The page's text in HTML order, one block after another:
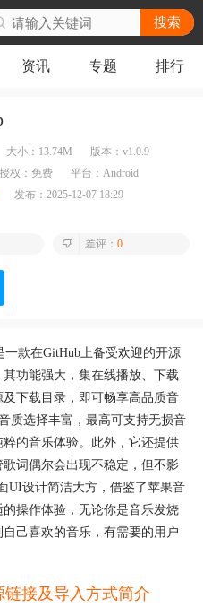
搜索
资讯 专题 排行
大小： 13.74M 版本： v1.0.9
授权： 免费 平台： Android
发布： 2025-12-07 18:29
差评： 0
一款在GitHub上备受欢迎的开源
其功能强大，集在线播放、下载
下载目录，即可畅享高品质音
质选择丰富，最高可支持无损音
的音乐体验。此外，它还提供
词偶尔会出现不稳定，但不影
UI设计简洁大方，借鉴了苹果音
操作体验，无论你是音乐发烧
己喜欢的音乐，有需要的用户
链接及导入方式简介